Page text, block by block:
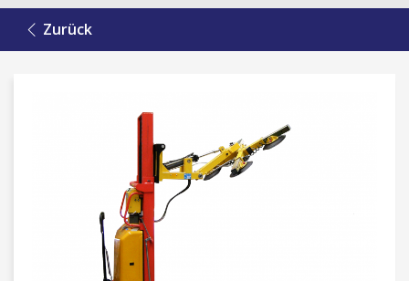
Zurück